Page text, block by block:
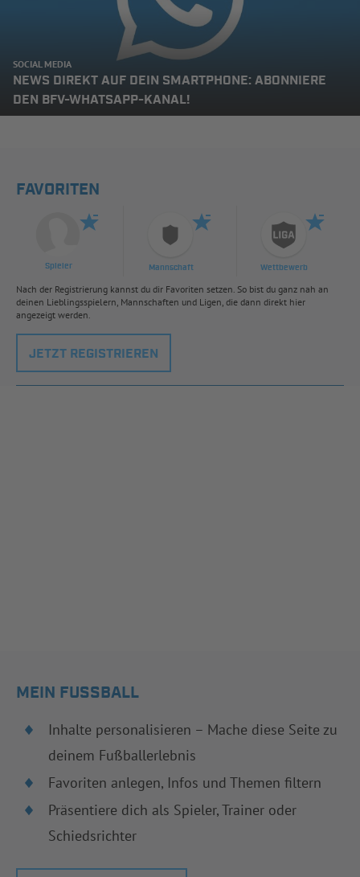
SOCIAL MEDIA
NEWS DIREKT AUF DEIN SMARTPHONE: ABONNIERE
DEN BFV-WHATSAPP-KANAL!
FAVORITEN
Spieler Mannschaft Wettbewerb
Nach der Registrierung kannst du dir Favoriten setzen. So bist du ganz nah an
deinen Lieblingsspielern, Mannschaften und Ligen, die dann direkt hier
angezeigt werden.
JETZT REGISTRIEREN
MEIN FUSSBALL
Inhalte personalisieren – Mache diese Seite zu
deinem Fußballerlebnis
Favoriten anlegen, Infos und Themen filtern
Präsentiere dich als Spieler, Trainer oder
Schiedsrichter